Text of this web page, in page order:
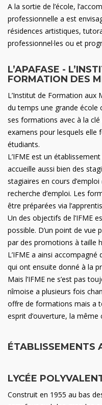
A la sortie de l’école,
professionnelle a est
résidences artistiques,
professionnel·les ou et
L’APAFASE -
FORMATION DES
L’Institut de Formation aux
du temps une grande école
ses formations avec à la
examens pour lesquels elle
étudiants.
L’IFME est un
accueille aussi bien des
stagiaires en cours
recherche d’emploi. Les
être préparées via
Un des objectifs de l’IFME
possible. D’un point de vue
par des promotions à taille
L’IFME a ainsi
qui ont ensuite donné à la
Mais l’IFME ne s’est pas
nîmoise a plusieurs fois
offre de formations mais a
esprit d’ouverture, la même
ÉTABLISSEMENTS
LYCÉE
Construit en 1955 au bas